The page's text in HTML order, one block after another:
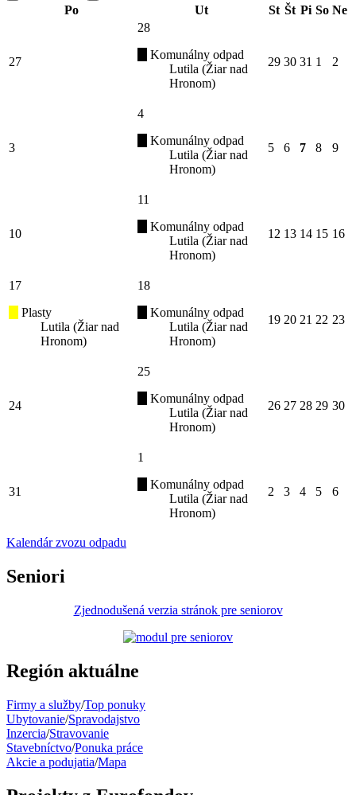
Po
Ut St Št Pi So Ne
27
28
Komunálny odpad
Lutila (Žiar nad
Hronom)
29 30 31 1 2
3
4
Komunálny odpad
Lutila (Žiar nad
Hronom)
5 6 7 8 9
10
11
Komunálny odpad
Lutila (Žiar nad
Hronom)
12 13 14 15 16
17
Plasty
Lutila (Žiar nad
Hronom)
18
Komunálny odpad
Lutila (Žiar nad
Hronom)
19 20 21 22 23
24
25
Komunálny odpad
Lutila (Žiar nad
Hronom)
26 27 28 29 30
31
1
Komunálny odpad
Lutila (Žiar nad
Hronom)
2 3 4 5 6
Kalendár zvozu odpadu
Seniori
Zjednodušená verzia stránok pre seniorov
Región aktuálne
Firmy a služby/Top ponuky
Ubytovanie/Spravodajstvo
Inzercia/Stravovanie
Stavebníctvo/Ponuka práce
Akcie a podujatia/Mapa